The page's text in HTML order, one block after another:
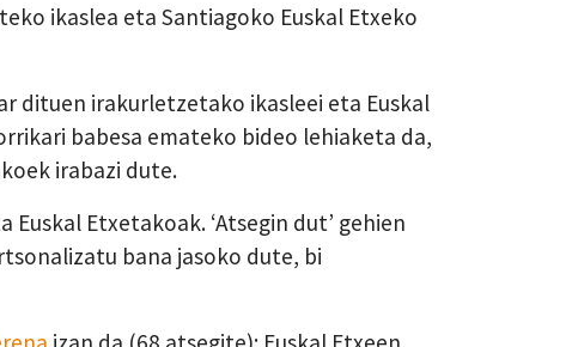
ikaslea eta Santiagoko Euskal Etxeko
dituen irakurletzetako ikasleei eta Euskal
babesa emateko bideo lehiaketa da,
irabazi dute.
Etxetakoak. ‘Atsegin dut’ gehien
bana jasoko dute, bi